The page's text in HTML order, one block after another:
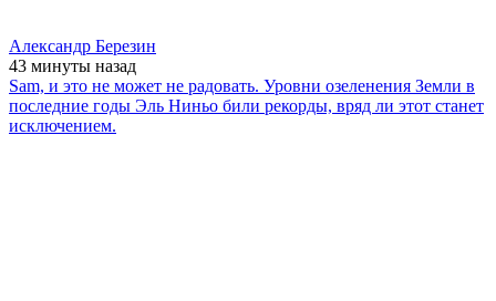
Александр Березин
43 минуты назад
Sam, и это не может не радовать. Уровни озеленения Земли в
последние годы Эль Ниньо били рекорды, вряд ли этот станет
исключением.